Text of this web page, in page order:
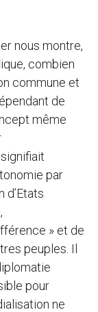
nous montre,
combien
commune et
de
même
par
d’Etats
» et de
peuples. Il
pour
ne